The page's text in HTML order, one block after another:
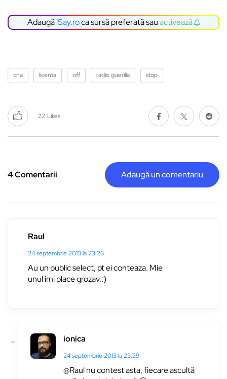
AdaugăiSay.roca sursă preferată sauactivează
cna licenta off radio guerilla stop
22 Likes
4 Comentarii Adaugă un comentariu
Raul
24 septembrie 2013 la 23:26
Au un public select, pt ei conteaza. Mie
unul imi place grozav.:)
ionica
24 septembrie 2013 la 23:29
@Raul nu contest asta, fiecare ascultă